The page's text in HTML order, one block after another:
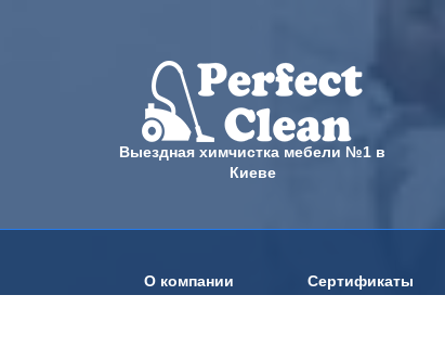
Выездная химчистка мебели №1 в
Киеве
О компании Сертификаты